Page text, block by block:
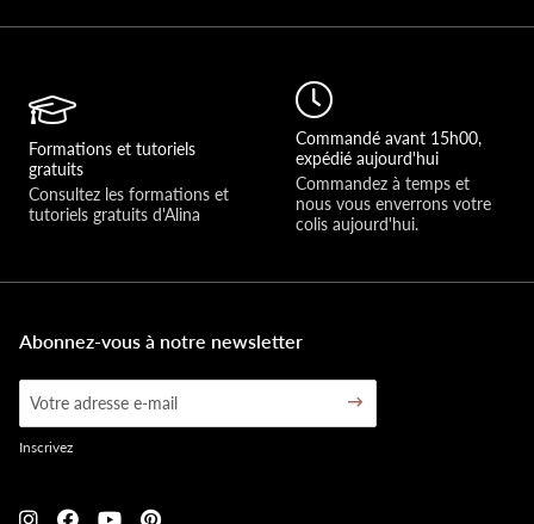
Formations et tutoriels
gratuits
Consultez les formations et
tutoriels gratuits d'Alina
Commandé avant 15h00,
expédié aujourd'hui
Commandez à temps et
nous vous enverrons votre
colis aujourd'hui.
Abonnez-vous à notre newsletter
Inscrivez